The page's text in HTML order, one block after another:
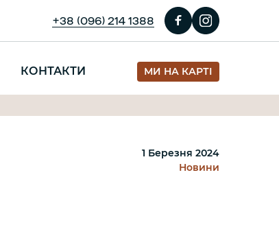
+38 (096) 214 1388
КОНТАКТИ МИ НА КАРТІ
1 Березня 2024
Новини